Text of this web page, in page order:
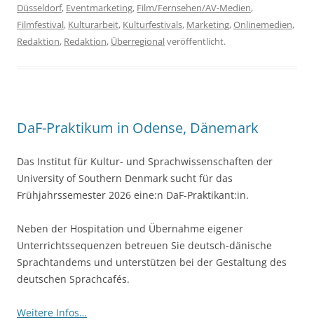
Düsseldorf, Eventmarketing, Film/Fernsehen/AV-Medien,
Filmfestival, Kulturarbeit, Kulturfestivals, Marketing,Onlinemedien,
Redaktion, Redaktion, Überregionalveröffentlicht.
DaF-Praktikum in Odense, Dänemark
Das Institut für Kultur- und Sprachwissenschaften der
University of Southern Denmark sucht für das
Frühjahrssemester 2026 eine:n DaF-Praktikant:in.
Neben der Hospitation und Übernahme eigener
Unterrichtssequenzen betreuen Sie deutsch-dänische
Sprachtandems und unterstützen bei der Gestaltung des
deutschen Sprachcafés.
Weitere Infos…